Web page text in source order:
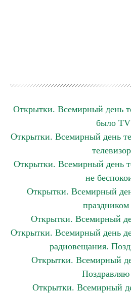
Открытки. Всемирный день
было ТV
Открытки. Всемирный день
Открытки. Всемирный день
не
Открытки. Всемирный
праздником
Открытки. Всемирный
Открытки. Всемирный день
радиовещания.
Открытки. Всемирный
Поздравляю
Открытки. Всемирный